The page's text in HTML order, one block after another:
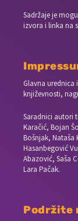
Sadržaje je
izvora i linka na
Glavna
književnosti,
Saradnici autori
Karačić, Bojan
Bošnjak, Nataša
Hasanbegović
Abazović, Saša
Lara Pačak.
Podržite